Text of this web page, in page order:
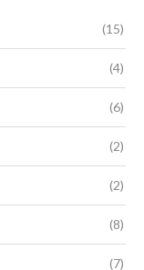
(15)
(4)
(6)
(2)
(2)
(8)
(7)